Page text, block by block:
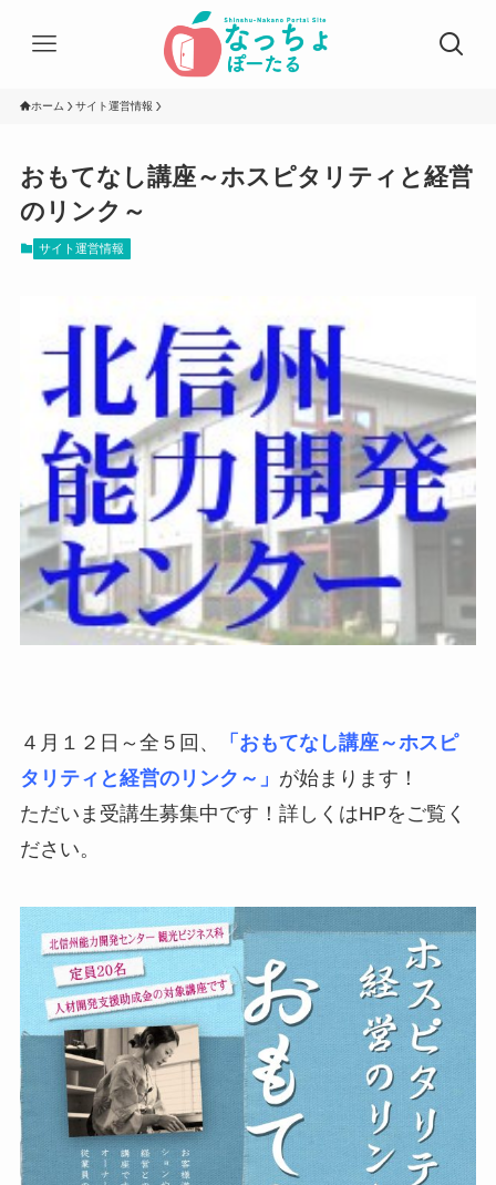
ホーム サイト運営情報
おもてなし講座～ホスピタリティと経営
のリンク～
サイト運営情報
４月１２日～全５回、
「おもてなし講座～ホスピ
タリティと経営のリンク～」 が始まります！
ただいま受講生募集中です！詳しくはHPをご覧く
ださい。